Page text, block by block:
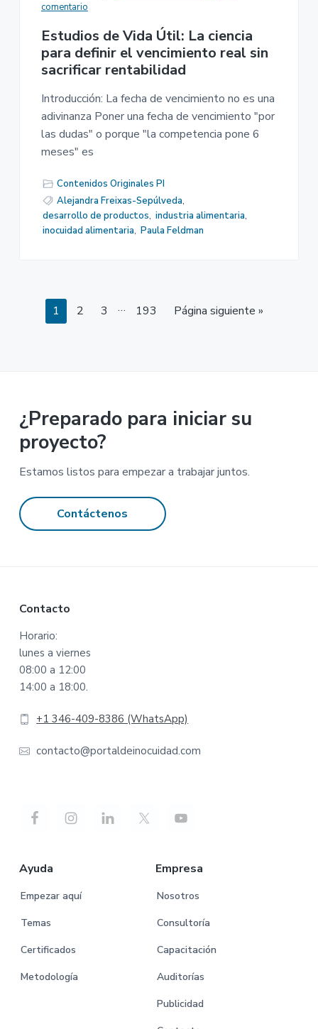
comentario
Estudios de Vida Útil: La ciencia
para definir el vencimiento real sin
sacrificar rentabilidad
Introducción: La fecha de vencimiento no es una
adivinanza Poner una fecha de vencimiento "por
las dudas" o porque "la competencia pone 6
meses" es
Contenidos Originales PI
Alejandra Freixas-Sepúlveda,
desarrollo de productos, industria alimentaria,
inocuidad alimentaria, Paula Feldman
Página
1 Página
2 Página
3
Páginas
… Página
193 Página siguiente »
¿Preparado para iniciar su
proyecto?
Estamos listos para empezar a trabajar juntos.
Contáctenos
Footer
Contacto
Horario:
lunes a viernes
08:00 a 12:00
14:00 a 18:00.
+1 346-409-8386 (WhatsApp)
contacto@portaldeinocuidad.com
Ayuda
Empezar aquí
Temas
Certificados
Metodología
Empresa
Nosotros
Consultoría
Capacitación
Auditorías
Publicidad